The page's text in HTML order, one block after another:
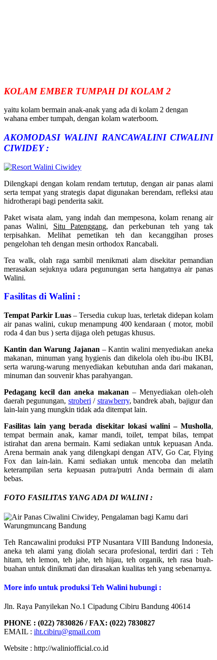
KOLAM EMBER TUMPAH DI KOLAM 2
yaitu kolam bermain anak-anak yang ada di kolam 2 dengan
wahana ember tumpah, dengan kolam waterboom.
AKOMODASI WALINI RANCAWALINI CIWALINI
CIWIDEY :
Dilengkapi dengan kolam rendam tertutup, dengan air panas alami
serta tempat yang strategis dapat digunakan berendam, refleksi atau
hidrotherapi bagi penderita sakit.
Paket wisata alam, yang indah dan mempesona, kolam renang air
panas Walini, Situ Patenggang, dan perkebunan teh yang tak
terpisahkan. Melihat pemetikan teh dan kecanggihan proses
pengelohan teh dengan mesin orthodox Rancabali.
Tea walk, olah raga sambil menikmati alam disekitar pemandian
merasakan sejuknya udara pegunungan serta hangatnya air panas
Walini.
Fasilitas di Walini :
Tempat Parkir Luas – Tersedia cukup luas, terletak didepan kolam
air panas walini, cukup menampung 400 kendaraan ( motor, mobil
roda 4 dan bus ) serta dijaga oleh petugas khusus.
Kantin dan Warung Jajanan – Kantin walini menyediakan aneka
makanan, minuman yang hygienis dan dikelola oleh ibu-ibu IKBI,
serta warung-warung menyediakan kebutuhan anda dari makanan,
minuman dan souvenir khas parahyangan.
Pedagang kecil dan aneka makanan – Menyediakan oleh-oleh
daerah pegunungan, stroberi / strawberry, bandrek abah, bajigur dan
lain-lain yang mungkin tidak ada ditempat lain.
Fasilitas lain yang berada disekitar lokasi walini – Musholla,
tempat bermain anak, kamar mandi, toilet, tempat bilas, tempat
istirahat dan arena bermain. Kami sediakan untuk kepuasan Anda.
Arena bermain anak yang dilengkapi dengan ATV, Go Car, Flying
Fox dan lain-lain. Kami sediakan untuk mencoba dan melatih
keterampilan serta kepuasan putra/putri Anda bermain di alam
bebas.
FOTO FASILITAS YANG ADA DI WALINI :
Teh Rancawalini produksi PTP Nusantara VIII Bandung Indonesia,
aneka teh alami yang diolah secara profesional, terdiri dari : Teh
hitam, teh lemon, teh jahe, teh hijau, teh organik, teh rasa buah-
buahan untuk dinikmati dan dirasakan kualitas teh yang sebenarnya.
More info untuk produksi Teh Walini hubungi :
Jln. Raya Panyilekan No.1 Cipadung Cibiru Bandung 40614
PHONE : (022) 7830826 / FAX: (022) 7830827
EMAIL : iht.cibiru@gmail.com
Website : http://waliniofficial.co.id